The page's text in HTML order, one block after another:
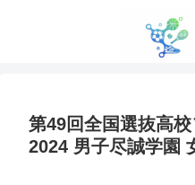
第49回全国選抜高
2024 男子尽誠学園